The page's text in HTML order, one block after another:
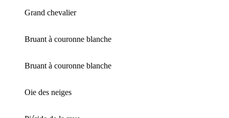
Grand chevalier
Bruant à couronne blanche
Bruant à couronne blanche
Oie des neiges